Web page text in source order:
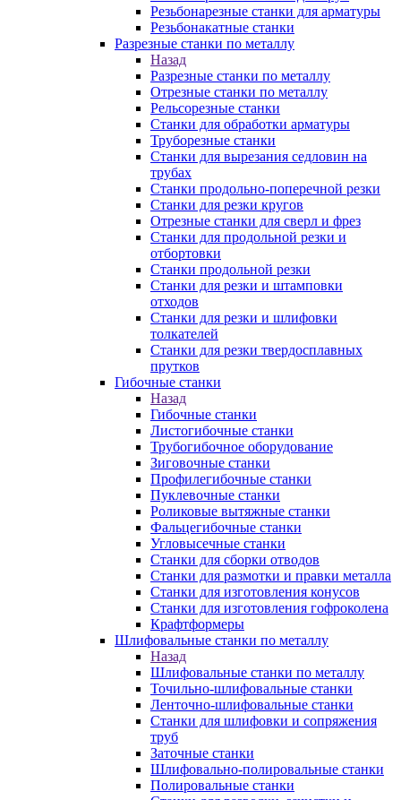
Резьбонарезные станки для арматуры
Резьбонакатные станки
Разрезные станки по металлу
Назад
Разрезные станки по металлу
Отрезные станки по металлу
Рельсорезные станки
Станки для обработки арматуры
Труборезные станки
Станки для вырезания седловин на
трубаx
Станки продольно-поперечной резки
Станки для резки кругов
Отрезные станки для сверл и фрез
Станки для продольной резки и
отбортовки
Станки продольной резки
Станки для резки и штамповки
отходов
Станки для резки и шлифовки
толкателей
Станки для резки твердосплавных
прутков
Гибочные станки
Назад
Гибочные станки
Листогибочные станки
Трубогибочное оборудование
Зиговочные станки
Профилегибочные станки
Пуклевочные станки
Роликовые вытяжные станки
Фальцегибочные станки
Угловысечные станки
Станки для сборки отводов
Станки для размотки и правки металла
Станки для изготовления конусов
Станки для изготовления гофроколена
Крафтформеры
Шлифовальные станки по металлу
Назад
Шлифовальные станки по металлу
Точильно-шлифовальные станки
Ленточно-шлифовальные станки
Станки для шлифовки и сопряжения
труб
Заточные станки
Шлифовально-полировальные станки
Полировальные станки